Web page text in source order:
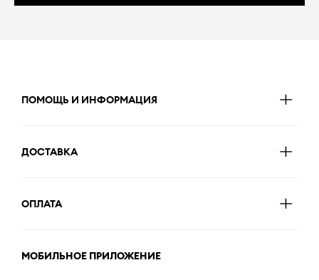
ПОМОЩЬ И ИНФОРМАЦИЯ
ДОСТАВКА
ОПЛАТА
МОБИЛЬНОЕ ПРИЛОЖЕНИЕ